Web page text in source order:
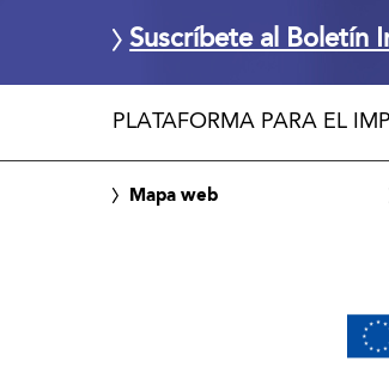
Suscríbete al Boletín
PLATAFORMA PARA EL
Mapa web